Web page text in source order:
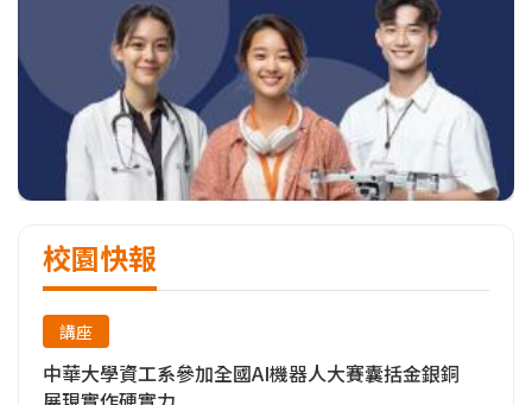
校園快報
講座
中華大學資工系參加全國AI機器人大賽囊括金銀銅